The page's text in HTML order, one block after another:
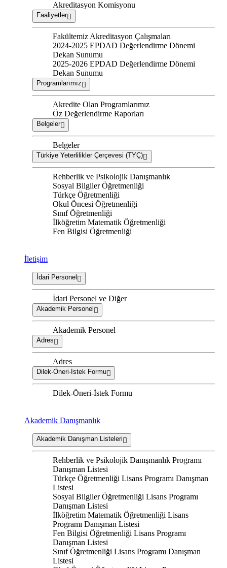
Akreditasyon Komisyonu
Faaliyetler
Fakültemiz Akreditasyon Çalışmaları
2024-2025 EPDAD Değerlendirme Dönemi
Dekan Sunumu
2025-2026 EPDAD Değerlendirme Dönemi
Dekan Sunumu
Programlarımız
Akredite Olan Programlarımız
Öz Değerlendirme Raporları
Belgeler
Belgeler
Türkiye Yeterlilikler Çerçevesi (TYÇ)
Rehberlik ve Psikolojik Danışmanlık
Sosyal Bilgiler Öğretmenliği
Türkçe Öğretmenliği
Okul Öncesi Öğretmenliği
Sınıf Öğretmenliği
İlköğretim Matematik Öğretmenliği
Fen Bilgisi Öğretmenliği
İletişim
İdari Personel
İdari Personel ve Diğer
Akademik Personel
Akademik Personel
Adres
Adres
Dilek-Öneri-İstek Formu
Dilek-Öneri-İstek Formu
Akademik Danışmanlık
Akademik Danışman Listeleri
Rehberlik ve Psikolojik Danışmanlık Programı
Danışman Listesi
Türkçe Öğretmenliği Lisans Programı Danışman
Listesi
Sosyal Bilgiler Öğretmenliği Lisans Programı
Danışman Listesi
İlköğretim Matematik Öğretmenliği Lisans
Programı Danışman Listesi
Fen Bilgisi Öğretmenliği Lisans Programı
Danışman Listesi
Sınıf Öğretmenliği Lisans Programı Danışman
Listesi